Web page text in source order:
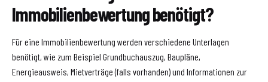
Immobilienbewertung benötigt?
Für eine Immobilienbewertung werden verschiedene Unterlagen
benötigt, wie zum Beispiel Grundbuchauszug, Baupläne,
Energieausweis, Mietverträge (falls vorhanden) und Informationen zur